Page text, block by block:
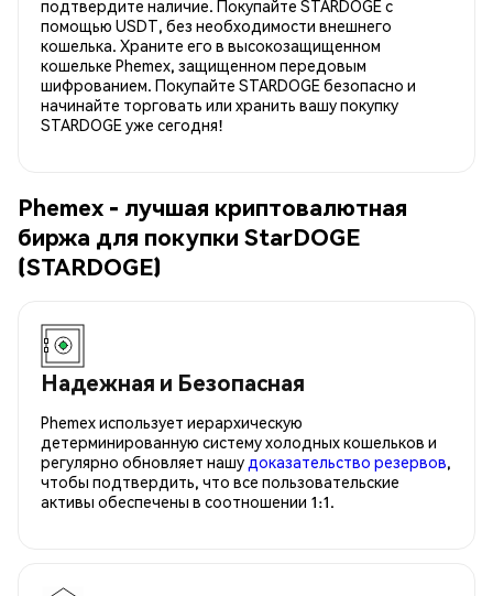
подтвердите наличие. Покупайте STARDOGE с
помощью USDT, без необходимости внешнего
кошелька. Храните его в высокозащищенном
кошельке Phemex, защищенном передовым
шифрованием. Покупайте STARDOGE безопасно и
начинайте торговать или хранить вашу покупку
STARDOGE уже сегодня!
Phemex - лучшая криптовалютная
биржа для покупки StarDOGE
(STARDOGE)
Надежная и Безопасная
Phemex использует иерархическую
детерминированную систему холодных кошельков и
регулярно обновляет нашу доказательство резервов
чтобы подтвердить, что все пользовательские
активы обеспечены в соотношении 1:1.